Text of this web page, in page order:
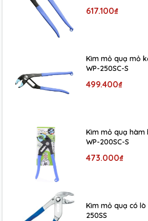
617.100₫
Kìm mỏ quạ mỏ
WP-250SC-S
499.400₫
Kìm mỏ quạ hàm
WP-200SC-S
473.000₫
Kìm mỏ quạ có lò
250SS